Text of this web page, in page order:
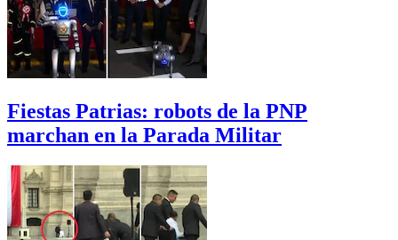
Fiestas Patrias: robots de la PNP
marchan en la Parada Militar